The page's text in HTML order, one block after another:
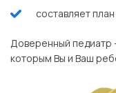
составляет
Доверенный педиатр
которым Вы и Ваш